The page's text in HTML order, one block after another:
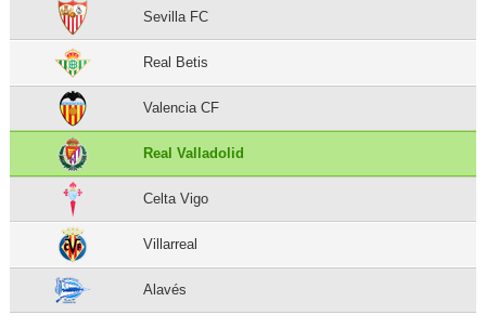
Sevilla FC
Real Betis
Valencia CF
Real Valladolid
Celta Vigo
Villarreal
Alavés